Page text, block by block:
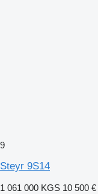
9
Steyr 9S14
1 061 000 KGS 10 500 €